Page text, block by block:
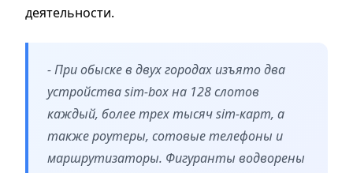
деятельности.
- При обыске в двух городах изъято два
устройства sim-box на 128 слотов
каждый, более трех тысяч sim-карт, а
также роутеры, сотовые телефоны и
маршрутизаторы. Фигуранты водворены